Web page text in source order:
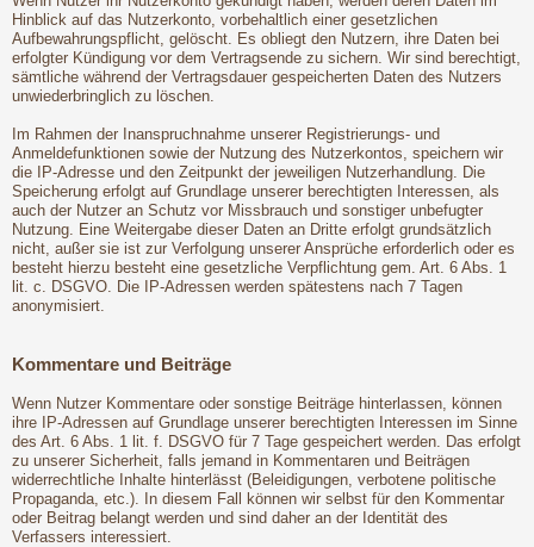
Hinblick auf das Nutzerkonto, vorbehaltlich einer gesetzlichen
Aufbewahrungspflicht, gelöscht. Es obliegt den Nutzern, ihre Daten bei
erfolgter Kündigung vor dem Vertragsende zu sichern. Wir sind berechtigt,
sämtliche während der Vertragsdauer gespeicherten Daten des Nutzers
unwiederbringlich zu löschen.
Im Rahmen der Inanspruchnahme unserer Registrierungs- und
Anmeldefunktionen sowie der Nutzung des Nutzerkontos, speichern wir
die IP-Adresse und den Zeitpunkt der jeweiligen Nutzerhandlung. Die
Speicherung erfolgt auf Grundlage unserer berechtigten Interessen, als
auch der Nutzer an Schutz vor Missbrauch und sonstiger unbefugter
Nutzung. Eine Weitergabe dieser Daten an Dritte erfolgt grundsätzlich
nicht, außer sie ist zur Verfolgung unserer Ansprüche erforderlich oder es
besteht hierzu besteht eine gesetzliche Verpflichtung gem. Art. 6 Abs. 1
lit. c. DSGVO. Die IP-Adressen werden spätestens nach 7 Tagen
anonymisiert.
Kommentare und Beiträge
Wenn Nutzer Kommentare oder sonstige Beiträge hinterlassen, können
ihre IP-Adressen auf Grundlage unserer berechtigten Interessen im Sinne
des Art. 6 Abs. 1 lit. f. DSGVO für 7 Tage gespeichert werden. Das erfolgt
zu unserer Sicherheit, falls jemand in Kommentaren und Beiträgen
widerrechtliche Inhalte hinterlässt (Beleidigungen, verbotene politische
Propaganda, etc.). In diesem Fall können wir selbst für den Kommentar
oder Beitrag belangt werden und sind daher an der Identität des
Verfassers interessiert.